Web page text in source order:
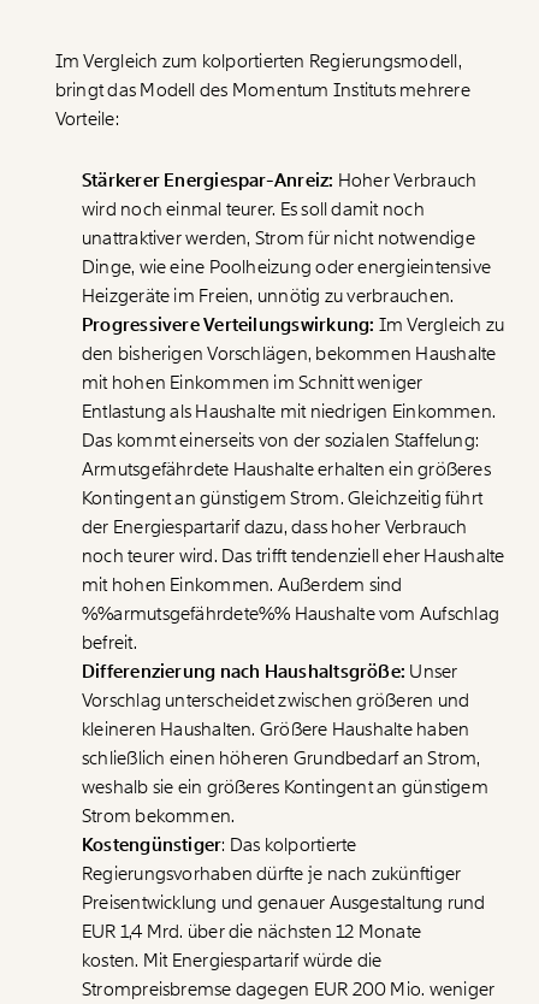
Im Vergleich zum kolportierten Regierungsmodell,
bringt das Modell des Momentum Instituts mehrere
Vorteile:
Stärkerer Energiespar-Anreiz: Hoher Verbrauch
wird noch einmal teurer. Es soll damit noch
unattraktiver werden, Strom für nicht notwendige
Dinge, wie eine Poolheizung oder energieintensive
Heizgeräte im Freien, unnötig zu verbrauchen.
Progressivere Verteilungswirkung: Im Vergleich zu
den bisherigen Vorschlägen, bekommen Haushalte
mit hohen Einkommen im Schnitt weniger
Entlastung als Haushalte mit niedrigen Einkommen.
Das kommt einerseits von der sozialen Staffelung:
Armutsgefährdete Haushalte erhalten ein größeres
Kontingent an günstigem Strom. Gleichzeitig führt
der Energiespartarif dazu, dass hoher Verbrauch
noch teurer wird. Das trifft tendenziell eher Haushalte
mit hohen Einkommen. Außerdem sind
%%armutsgefährdete%% Haushalte vom Aufschlag
befreit.
Differenzierung nach Haushaltsgröße: Unser
Vorschlag unterscheidet zwischen größeren und
kleineren Haushalten. Größere Haushalte haben
schließlich einen höheren Grundbedarf an Strom,
weshalb sie ein größeres Kontingent an günstigem
Strom bekommen.
Kostengünstiger: Das kolportierte
Regierungsvorhaben dürfte je nach zukünftiger
Preisentwicklung und genauer Ausgestaltung rund
EUR 1,4 Mrd. über die nächsten 12 Monate
kosten. Mit Energiespartarif würde die
Strompreisbremse dagegen EUR 200 Mio. weniger